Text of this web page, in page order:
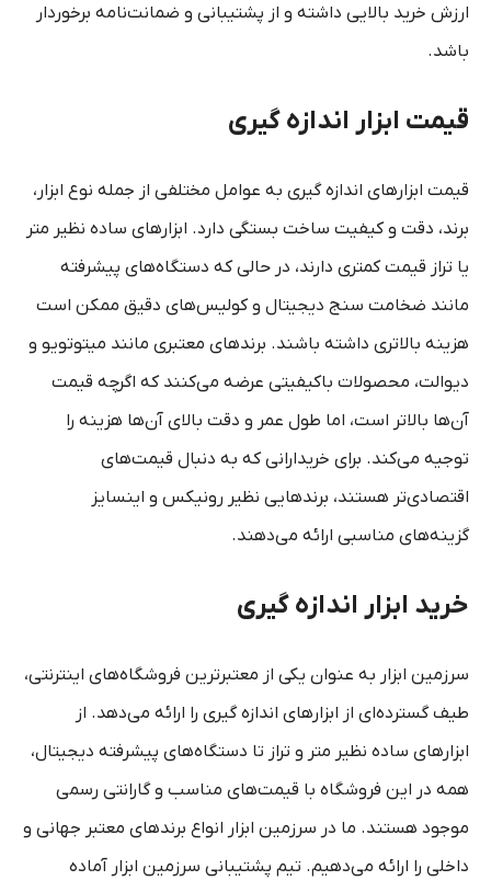
ارزش خرید بالایی داشته و از پشتیبانی و ضمانت‌نامه برخوردار
باشد.
قیمت ابزار اندازه‌ گیری
قیمت ابزارهای اندازه‌ گیری به عوامل مختلفی از جمله نوع ابزار،
برند، دقت و کیفیت ساخت بستگی دارد. ابزارهای ساده نظیر متر
یا تراز قیمت کمتری دارند، در حالی که دستگاه‌های پیشرفته
مانند ضخامت‌ سنج دیجیتال و کولیس‌های دقیق ممکن است
هزینه بالاتری داشته باشند. برندهای معتبری مانند میتوتویو و
دیوالت، محصولات باکیفیتی عرضه می‌کنند که اگرچه قیمت
آن‌ها بالاتر است، اما طول عمر و دقت بالای آن‌ها هزینه را
توجیه می‌کند. برای خریدارانی که به دنبال قیمت‌های
اقتصادی‌تر هستند، برندهایی نظیر رونیکس و اینسایز
گزینه‌های مناسبی ارائه می‌دهند.
خرید ابزار اندازه‌ گیری
سرزمین ابزار به عنوان یکی از معتبرترین فروشگاه‌های اینترنتی،
طیف گسترده‌ای از ابزارهای اندازه‌ گیری را ارائه می‌دهد. از
ابزارهای ساده نظیر متر و تراز تا دستگاه‌های پیشرفته دیجیتال،
همه در این فروشگاه با قیمت‌های مناسب و گارانتی رسمی
موجود هستند. ما در سرزمین ابزار انواع برندهای معتبر جهانی و
داخلی را ارائه می‌دهیم. تیم پشتیبانی سرزمین ابزار آماده